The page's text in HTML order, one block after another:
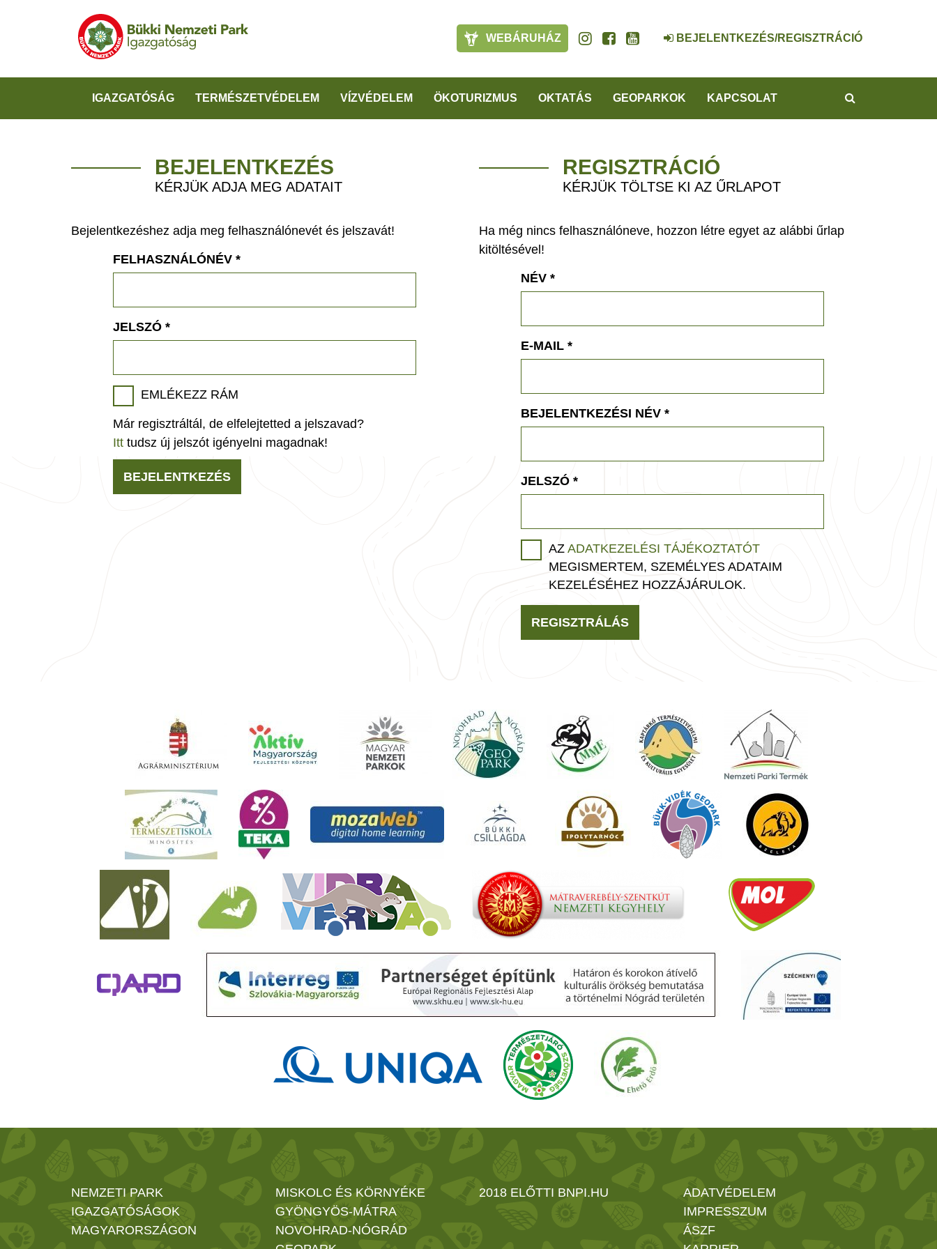
WEBÁRUHÁZ BEJELENTKEZÉS/REGISZTRÁCIÓ
IGAZGATÓSÁG TERMÉSZETVÉDELEM VÍZVÉDELEM ÖKOTURIZMUS OKTATÁS GEOPARKOK KAPCSOLAT
BEJELENTKEZÉS
KÉRJÜK ADJA MEG ADATAIT
Bejelentkezéshez adja meg felhasználónevét és jelszavát!
FELHASZNÁLÓNÉV *
JELSZÓ *
EMLÉKEZZ RÁM
Már regisztráltál, de elfelejtetted a jelszavad?
Itt tudsz új jelszót igényelni magadnak!
BEJELENTKEZÉS
REGISZTRÁCIÓ
KÉRJÜK TÖLTSE KI AZ ŰRLAPOT
Ha még nincs felhasználóneve, hozzon létre egyet az alábbi űrlap
kitöltésével!
NÉV *
E-MAIL *
BEJELENTKEZÉSI NÉV *
JELSZÓ *
AZ ADATKEZELÉSI TÁJÉKOZTATÓT
MEGISMERTEM, SZEMÉLYES ADATAIM
KEZELÉSÉHEZ HOZZÁJÁRULOK.
REGISZTRÁLÁS
NEMZETI PARK
IGAZGATÓSÁGOK
MAGYARORSZÁGON
MISKOLC ÉS KÖRNYÉKE
GYÖNGYÖS-MÁTRA
NOVOHRAD-NÓGRÁD
2018 ELŐTTI BNPI.HU
ADATVÉDELEM
IMPRESSZUM
ÁSZF